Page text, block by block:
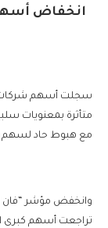
انخفاض
سجلت أسهم شركات
متأثرة بمعنويات
مع هبوط حاد لسهم
تراجعت أسهم كبرى